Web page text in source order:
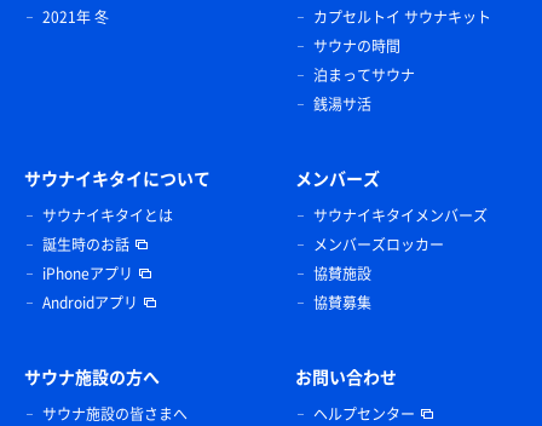
2021年 冬
カプセルトイ サウナキット
サウナの時間
泊まってサウナ
銭湯サ活
サウナイキタイについて
サウナイキタイとは
誕生時のお話
iPhoneアプリ
Androidアプリ
メンバーズ
サウナイキタイメンバーズ
メンバーズロッカー
協賛施設
協賛募集
サウナ施設の方へ
サウナ施設の皆さまへ
お問い合わせ
ヘルプセンター